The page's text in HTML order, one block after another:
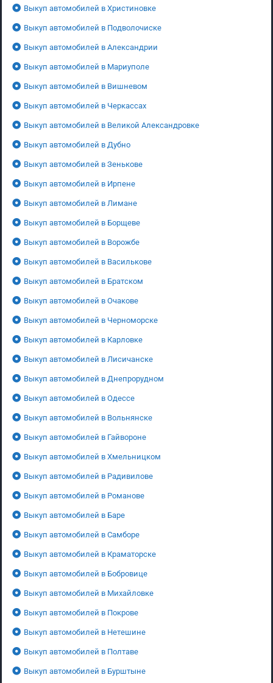
Выкуп автомобилей в Христиновке
Выкуп автомобилей в Подволочиске
Выкуп автомобилей в Александрии
Выкуп автомобилей в Мариуполе
Выкуп автомобилей в Вишневом
Выкуп автомобилей в Черкассах
Выкуп автомобилей в Великой Александровке
Выкуп автомобилей в Дубно
Выкуп автомобилей в Зенькове
Выкуп автомобилей в Ирпене
Выкуп автомобилей в Лимане
Выкуп автомобилей в Борщеве
Выкуп автомобилей в Ворожбе
Выкуп автомобилей в Василькове
Выкуп автомобилей в Братском
Выкуп автомобилей в Очакове
Выкуп автомобилей в Черноморске
Выкуп автомобилей в Карловке
Выкуп автомобилей в Лисичанске
Выкуп автомобилей в Днепрорудном
Выкуп автомобилей в Одессе
Выкуп автомобилей в Вольнянске
Выкуп автомобилей в Гайвороне
Выкуп автомобилей в Хмельницком
Выкуп автомобилей в Радивилове
Выкуп автомобилей в Романове
Выкуп автомобилей в Баре
Выкуп автомобилей в Самборе
Выкуп автомобилей в Краматорске
Выкуп автомобилей в Бобровице
Выкуп автомобилей в Михайловке
Выкуп автомобилей в Покрове
Выкуп автомобилей в Нетешине
Выкуп автомобилей в Полтаве
Выкуп автомобилей в Бурштыне